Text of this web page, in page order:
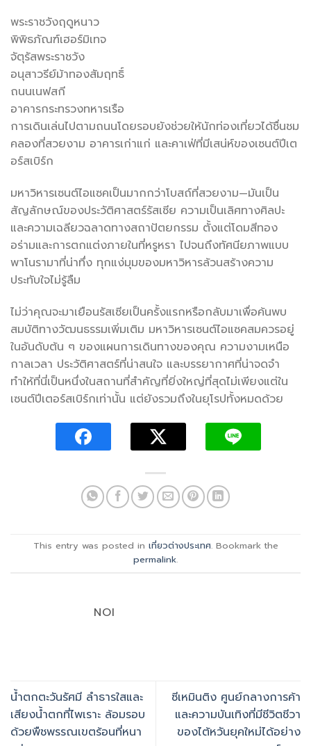
พระราชวังฤดูหนาว
พิพิธภัณฑ์เฮอร์มิเทจ
จัตุรัสพระราชวัง
อนุสาวรีย์ม้าทองสัมฤทธิ์
ถนนเนฟสกี
อาคารกระทรวงทหารเรือ
การเดินเล่นไปตามถนนโดยรอบยังช่วยให้นักท่องเที่ยวได้ชื่นชม
คลองที่สวยงาม อาคารเก่าแก่ และคาเฟ่ที่มีเสน่ห์ของเซนต์ปีเต
อร์สเบิร์ก
มหาวิหารเซนต์ไอแซคเป็นมากกว่าโบสถ์ที่สวยงาม—มันเป็น
สัญลักษณ์ของประวัติศาสตร์รัสเซีย ความเป็นเลิศทางศิลปะ
และความเฉลียวฉลาดทางสถาปัตยกรรม ตั้งแต่โดมสีทอง
อร่ามและการตกแต่งภายในที่หรูหรา ไปจนถึงทัศนียภาพแบบ
พาโนรามาที่น่าทึ่ง ทุกแง่มุมของมหาวิหารล้วนสร้างความ
ประทับใจไม่รู้ลืม
ไม่ว่าคุณจะมาเยือนรัสเซียเป็นครั้งแรกหรือกลับมาเพื่อค้นพบ
สมบัติทางวัฒนธรรมเพิ่มเติม มหาวิหารเซนต์ไอแซคสมควรอยู่
ในอันดับต้น ๆ ของแผนการเดินทางของคุณ ความงามเหนือ
กาลเวลา ประวัติศาสตร์ที่น่าสนใจ และบรรยากาศที่น่าจดจำ
ทำให้ที่นี่เป็นหนึ่งในสถานที่สำคัญที่ยิ่งใหญ่ที่สุดไม่เพียงแต่ใน
เซนต์ปีเตอร์สเบิร์กเท่านั้น แต่ยังรวมถึงในยุโรปทั้งหมดด้วย
This entry was posted in เที่ยวต่างประเทศ. Bookmark the
permalink.
NOI
น้ำตกตะวันรัศมี ลำธารใสและ
เสียงน้ำตกที่ไพเราะ ล้อมรอบ
ด้วยพืชพรรณเขตร้อนที่หนา
ซีเหมินติง ศูนย์กลางการค้า
และความบันเทิงที่มีชีวิตชีวา
ของไต้หวันยุคใหม่ได้อย่าง